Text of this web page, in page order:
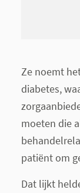
Ze noemt
diabetes,
moeten die
patiënt om
Dat lijkt